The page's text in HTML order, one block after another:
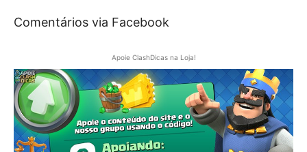
Comentários via Facebook
Apoie ClashDicas na Loja!